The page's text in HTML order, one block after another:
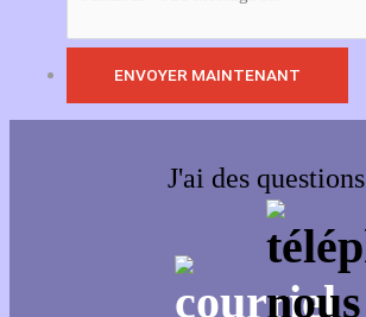
J'ai des questions